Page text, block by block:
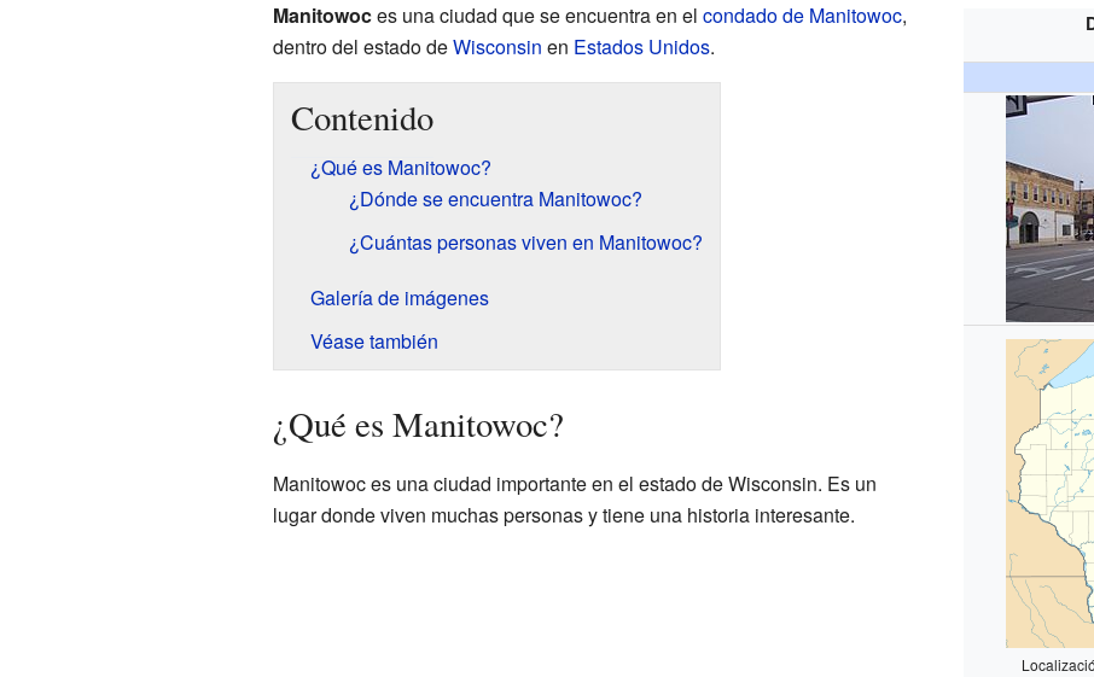
Manitowoces una ciudad que se encuentra en el condado de Manitowoc,
dentro del estado deWisconsin en Estados Unidos.
Contenido
¿Qué es Manitowoc?
¿Dónde se encuentra Manitowoc?
¿Cuántas personas viven en Manitowoc?
Galería de imágenes
Véase también
¿Qué es Manitowoc?
Manitowoc es una ciudad importante en el estado de Wisconsin. Es un
lugar donde viven muchas personas y tiene una historia interesante.